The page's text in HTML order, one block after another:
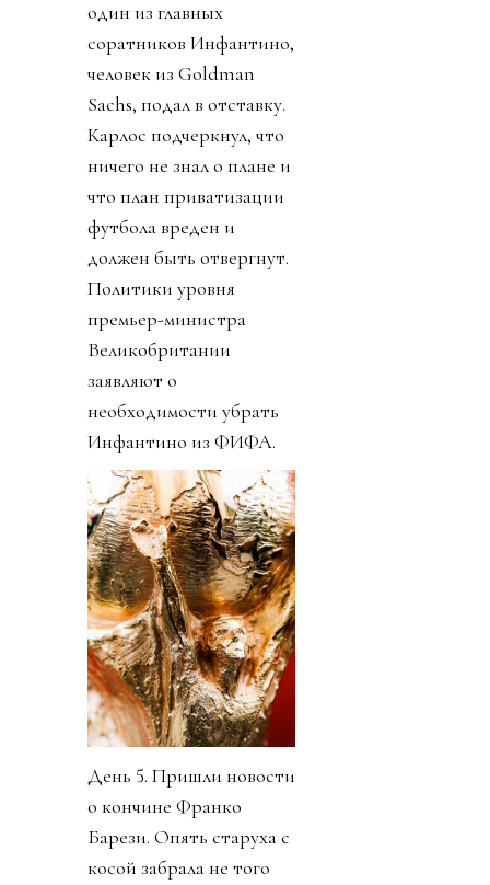
один из главных
соратников Инфантино,
человек из Goldman
Sachs, подал в отставку.
Карлос подчеркнул, что
ничего не знал о плане и
что план приватизации
футбола вреден и
должен быть отвергнут.
Политики уровня
премьер-министра
Великобритании
заявляют о
необходимости убрать
Инфантино из ФИФА.
День 5. Пришли новости
о кончине Франко
Барези. Опять старуха с
косой забрала не того